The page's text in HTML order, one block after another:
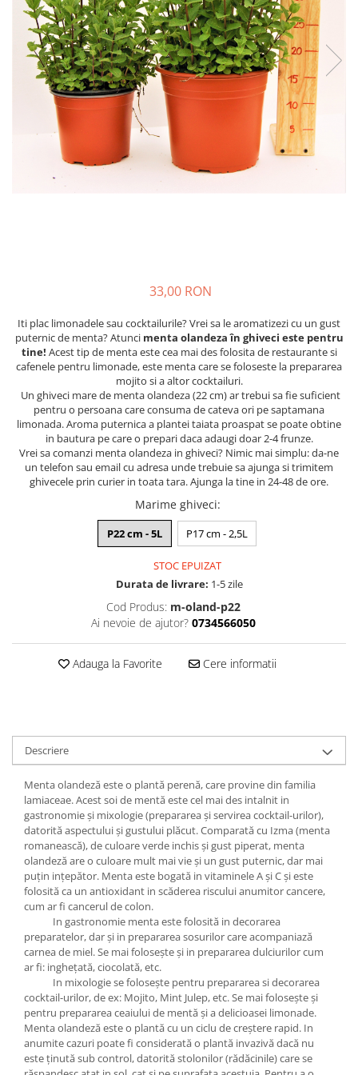
Macris
Lamaita (melisa, roinita)
Chives
Ardei iute
Alb
Albastru
Portocaliu
Multicolor
Bicolor
Vargat / variegat
Plante pentru tot anul
33,00 RON
Iti plac limonadele sau cocktailurile? Vrei sa le aromatizezi cu un gust
puternic de menta? Atunci menta olandeza în ghiveci este pentru
tine! Acest tip de menta este cea mai des folosita de restaurante si
cafenele pentru limonade, este menta care se foloseste la prepararea
mojito si a altor cocktailuri.
Un ghiveci mare de menta olandeza (22 cm) ar trebui sa fie suficient
pentru o persoana care consuma de cateva ori pe saptamana
limonada. Aroma puternica a plantei taiata proaspat se poate obtine
in bautura pe care o prepari daca adaugi doar 2-4 frunze.
Vrei sa comanzi menta olandeza in ghiveci? Nimic mai simplu: da-ne
un telefon sau email cu adresa unde trebuie sa ajunga si trimitem
ghivecele prin curier in toata tara. Ajunga la tine in 24-48 de ore.
Marime ghiveci:
P22 cm - 5L P17 cm - 2,5L
STOC EPUIZAT
Durata de livrare: 1-5 zile
Cod Produs: m-oland-p22
Ai nevoie de ajutor? 0734566050
Adauga la Favorite Cere informatii
Descriere
Menta olandeză este o plantă perenă, care provine din familia
lamiaceae. Acest soi de mentă este cel mai des intalnit in
gastronomie și mixologie (prepararea și servirea cocktail-urilor),
datorită aspectului și gustului plăcut. Comparată cu Izma (menta
romanească), de culoare verde inchis și gust piperat, menta
olandeză are o culoare mult mai vie și un gust puternic, dar mai
puțin ințepător. Menta este bogată in vitaminele A și C și este
folosită ca un antioxidant in scăderea riscului anumitor cancere,
cum ar fi cancerul de colon.
In gastronomie menta este folosită in decorarea
preparatelor, dar și in prepararea sosurilor care acompaniază
carnea de miel. Se mai folosește și in prepararea dulciurilor cum
ar fi: inghețată, ciocolată, etc.
In mixologie se folosește pentru prepararea si decorarea
cocktail-urilor, de ex: Mojito, Mint Julep, etc.Se mai folosește și
pentru prepararea ceaiului de mentă și a delicioasei limonade.
Menta olandeză este o plantă cu un ciclu de creștere rapid. In
anumite cazuri poate fi considerată o plantă invazivă dacă nu
este ținută sub control, datorită stolonilor (rădăcinile) care se